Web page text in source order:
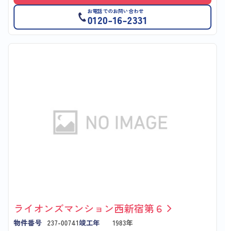
お電話でのお問い合わせ
0120-16-2331
ライオンズマンション西新宿第６
物件番号 237-00741竣工年
1983年